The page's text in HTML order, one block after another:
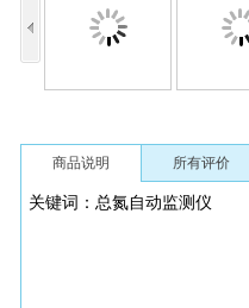
商品说明 所有评价
关键词： 总氮自动监测仪